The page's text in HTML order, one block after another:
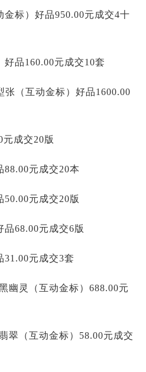
标）好品950.00元成交4十
品160.00元成交10套
张（互动金标）好品1600.00
成交20版
88.00元成交20本
元成交20版
68.00元成交6版
31.00元成交3套
幽灵（互动金标）688.00元
翠（互动金标）58.00元成交